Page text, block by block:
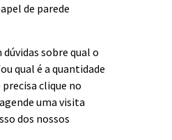
de parede
dúvidas sobre qual o
qual é a quantidade
clique no
uma visita
dos nossos